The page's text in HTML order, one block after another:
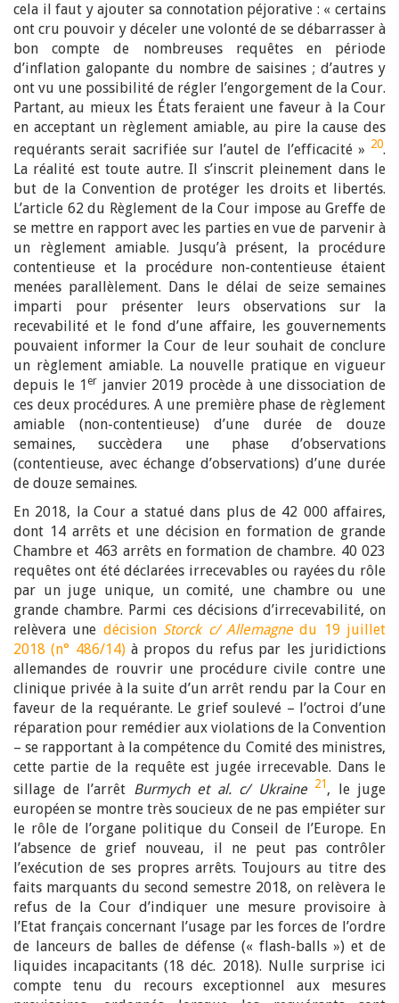
cela il faut y ajouter sa connotation péjorative : « certains
ont cru pouvoir y déceler une volonté de se débarrasser à
bon compte de nombreuses requêtes en période
d’inflation galopante du nombre de saisines ; d’autres y
ont vu une possibilité de régler l’engorgement de la Cour.
Partant, au mieux les États feraient une faveur à la Cour
en acceptant un règlement amiable, au pire la cause des
requérants serait sacrifiée sur l’autel de l’efficacité » 20.
La réalité est toute autre. Il s’inscrit pleinement dans le
but de la Convention de protéger les droits et libertés.
L’article 62 du Règlement de la Cour impose au Greffe de
se mettre en rapport avec les parties en vue de parvenir à
un règlement amiable. Jusqu’à présent, la procédure
contentieuse et la procédure non-contentieuse étaient
menées parallèlement. Dans le délai de seize semaines
imparti pour présenter leurs observations sur la
recevabilité et le fond d’une affaire, les gouvernements
pouvaient informer la Cour de leur souhait de conclure
un règlement amiable. La nouvelle pratique en vigueur
depuis le 1 er janvier 2019 procède à une dissociation de
ces deux procédures. A une première phase de règlement
amiable (non-contentieuse) d’une durée de douze
semaines, succèdera une phase d’observations
(contentieuse, avec échange d’observations) d’une durée
de douze semaines.
En 2018, la Cour a statué dans plus de 42 000 affaires,
dont 14 arrêts et une décision en formation de grande
Chambre et 463 arrêts en formation de chambre. 40 023
requêtes ont été déclarées irrecevables ou rayées du rôle
par un juge unique, un comité, une chambre ou une
grande chambre. Parmi ces décisions d’irrecevabilité, on
relèvera une décision Storck c/ Allemagnedu 19 juillet
2018 (n° 486/14)à propos du refus par les juridictions
allemandes de rouvrir une procédure civile contre une
clinique privée à la suite d’un arrêt rendu par la Cour en
faveur de la requérante. Le grief soulevé – l’octroi d’une
réparation pour remédier aux violations de la Convention
– se rapportant à la compétence du Comité des ministres,
cette partie de la requête est jugée irrecevable. Dans le
sillage de l’arrêt Burmych et al. c/ Ukraine 21, le juge
européen se montre très soucieux de ne pas empiéter sur
le rôle de l’organe politique du Conseil de l’Europe. En
l’absence de grief nouveau, il ne peut pas contrôler
l’exécution de ses propres arrêts. Toujours au titre des
faits marquants du second semestre 2018, on relèvera le
refus de la Cour d’indiquer une mesure provisoire à
l’Etat français concernant l’usage par les forces de l’ordre
de lanceurs de balles de défense (« flash-balls ») et de
liquides incapacitants (18 déc. 2018). Nulle surprise ici
compte tenu du recours exceptionnel aux mesures